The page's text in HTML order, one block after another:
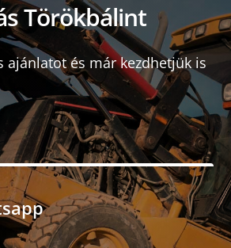
Törökbálint
ajánlatot és már kezdhetjük is